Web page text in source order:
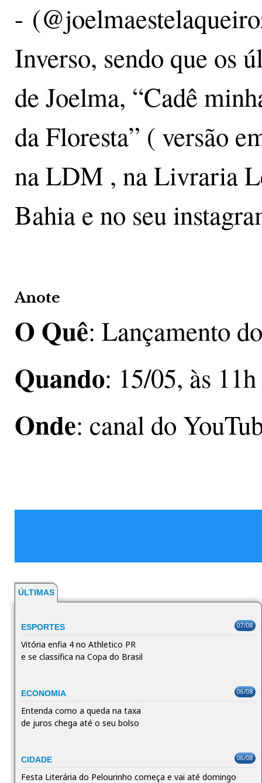
-
Inverso, sendo que os
de Joelma, “Cadê
da Floresta” ( versão
na LDM , na Livraria
Bahia e no seu
Anote
O Quê: Lançamento
Quando: 15/05, às 11h
Onde: canal do
ÚLTIMAS
ESPORTES 07/08
Vitória enfia 4 no Athletico PR
e se classifica na Copa do Brasil
ECONOMIA 06/08
Entenda como a queda na taxa
de juros chega até o seu bolso
CIDADE 06/08
Festa Literária do Pelourinho começa e vai até domingo